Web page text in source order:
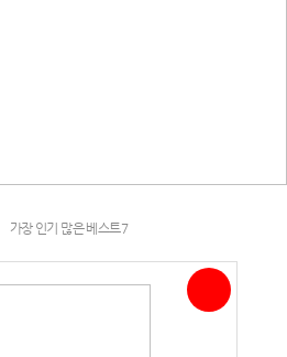
가장 인기 많은 베스트7